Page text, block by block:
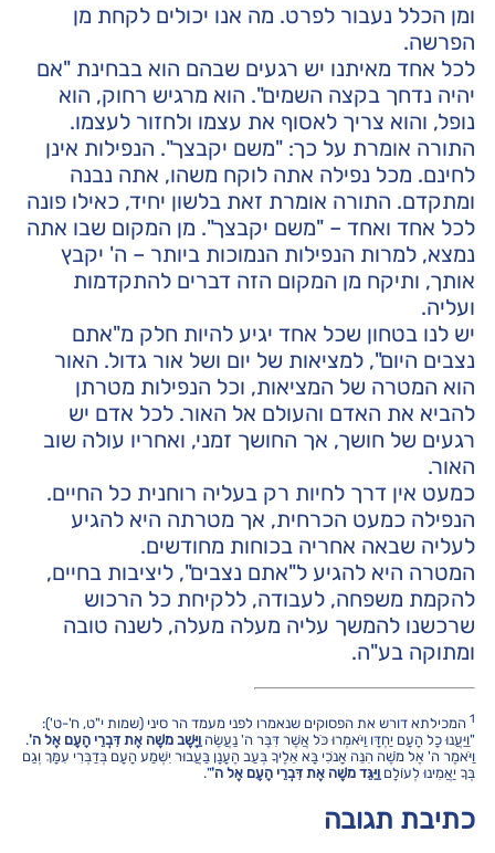
ומן הכלל נעבור לפרט. מה אנו יכולים לקחת מן
הפרשה.
לכל אחד מאיתנו יש רגעים שבהם הוא בבחינת "אם
יהיה נדחך בקצה השמים". הוא מרגיש רחוק, הוא
נופל, והוא צריך לאסוף את עצמו ולחזור לעצמו.
התורה אומרת על כך: "משם יקבצך". הנפילות אינן
לחינם. מכל נפילה אתה לוקח משהו, אתה נבנה
ומתקדם. התורה אומרת זאת בלשון יחיד, כאילו פונה
לכל אחד ואחד – "משם יקבצך". מן המקום שבו אתה
נמצא, למרות הנפילות הנמוכות ביותר – ה' יקבץ
אותך, ותיקח מן המקום הזה דברים להתקדמות
ועליה.
יש לנו בטחון שכל אחד יגיע להיות חלק מ"אתם
נצבים היום", למציאות של יום ושל אור גדול. האור
הוא המטרה של המציאות, וכל הנפילות מטרתן
להביא את האדם והעולם אל האור. לכל אדם יש
רגעים של חושך, אך החושך זמני, ואחריו עולה שוב
האור.
כמעט אין דרך לחיות רק בעליה רוחנית כל החיים.
הנפילה כמעט הכרחית, אך מטרתה היא להגיע
לעליה שבאה אחריה בכוחות מחודשים.
המטרה היא להגיע ל"אתם נצבים", ליציבות בחיים,
להקמת משפחה, לעבודה, ללקיחת כל הרכוש
שרכשנו להמשך עליה מעלה מעלה, לשנה טובה
ומתוקה בע"ה.
1 המכילתא דורש את הפסוקים שנאמרו לפני מעמד הר סיני (שמות י"ט, ח'-ט'):
"וַיַּעֲנוּ כָל הָעָם יַחְדָּו וַיֹּאמְרוּ כֹּל אֲשֶׁר דִּבֶּר ה' נַעֲשֶׂה וַיָּשֶׁב מֹשֶׁה אֶת דִּבְרֵי הָעָם אֶל ה'.
וַיֹּאמֶר ה' אֶל מֹשֶׁה הִנֵּה אָנֹכִי בָּא אֵלֶיךָ בְּעַב הֶעָנָן בַּעֲבוּר יִשְׁמַע הָעָם בְּדַבְּרִי עִמָּךְ וְגַם
בְּךָ יַאֲמִינוּ לְעוֹלָם וַיַּגֵּד מֹשֶׁה אֶת דִּבְרֵי הָעָם אֶל ה'".
כתיבת תגובה